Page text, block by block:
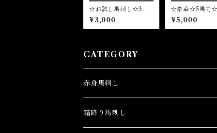
☆お試し馬刺し☆3馬
力 国産馬刺し 赤身
馬刺し 熊本県産馬刺
し 純国産馬刺し
¥3,000
☆豪華☆5馬力
品でも大活躍☆
刺し 赤身馬
本県産馬刺し
¥5,000
CATEGORY
赤身馬刺し
霜降り馬刺し